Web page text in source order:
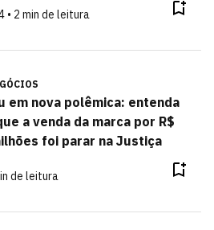
• 2 min de leitura
em nova polêmica: entenda
a venda da marca por R$
foi parar na Justiça
de leitura